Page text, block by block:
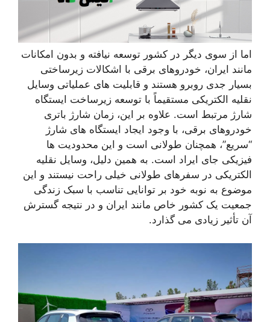
اما از سوی دیگر در کشور توسعه نیافته و بدون امکانات
مانند ایران، خودروهای برقی با اشکالات زیرساختی
بسیار جدی روبرو هستند و قابلیت های عملیاتی وسایل
نقلیه الکتریکی مستقیماً با توسعه زیرساخت ایستگاه
شارژ مرتبط است. علاوه بر این، زمان شارژ باتری
خودروهای برقی، با وجود ایجاد ایستگاه های شارژ
“سریع”، همچنان طولانی است و این محدودیت ها
فیزیکی جای ایراد است. به همین دلیل، وسایل نقلیه
الکتریکی در سفرهای طولانی خیلی راحت نیستند و این
موضوع به نوبه خود بر توانایی تناسب با سبک زندگی
جمعیت یک کشور خاص مانند ایران و در نتیجه گسترش
آن تأثیر زیادی می گذارد.